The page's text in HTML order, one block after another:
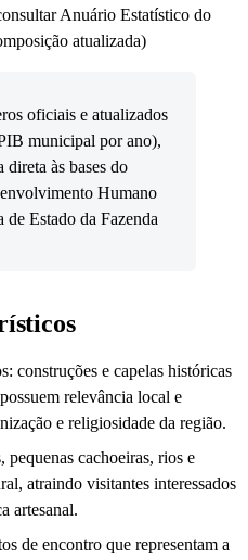
Anuário Estatístico do
atualizada)
oficiais e atualizados
municipal por ano),
direta às bases do
Humano
Estado da Fazenda
construções e capelas históricas
relevância local e
e religiosidade da região.
pequenas cachoeiras, rios e
atraindo visitantes interessados
artesanal.
de encontro que representam a